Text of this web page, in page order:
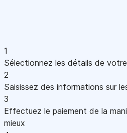
1
Sélectionnez les détails de
2
Saisissez des informations sur
3
Effectuez le paiement de la
mieux